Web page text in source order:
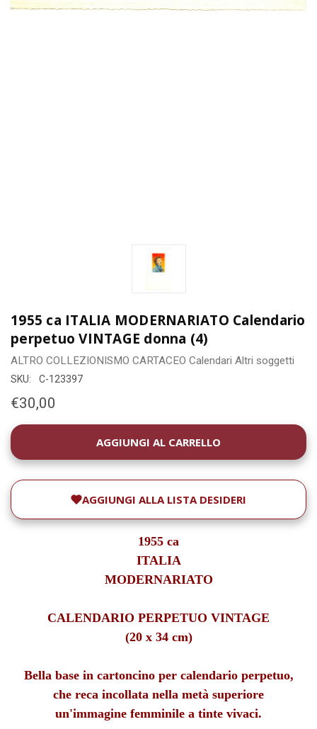
1955 ca ITALIA MODERNARIATO Calendario
perpetuo VINTAGE donna (4)
ALTRO COLLEZIONISMO CARTACEO Calendari Altri soggetti
SKU: C-123397
€30,00
DISPONIBILITÀ
ATTUALE:
AGGIUNGI ALLA LISTA DESIDERI
1955 ca
ITALIA
MODERNARIATO
CALENDARIO PERPETUO VINTAGE
(20 x 34 cm)
Bella base in cartoncino per calendario perpetuo,
che reca incollata nella metà superiore
un'immagine femminile a tinte vivaci.